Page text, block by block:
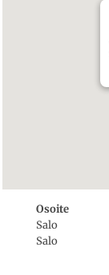
Osoite
Salo
Salo